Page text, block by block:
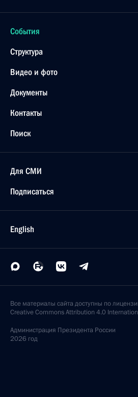
События
Структура
Видео и фото
Документы
Контакты
Поиск
Для СМИ
Подписаться
English
Все материалы сайта доступны по
Creative Commons Attribution 4.0
Администрация Президента России
2026 год